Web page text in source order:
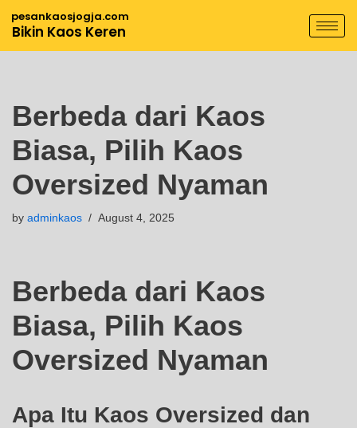
pesankaosjogja.com
Bikin Kaos Keren
Berbeda dari Kaos
Biasa, Pilih Kaos
Oversized Nyaman
by adminkaos August 4, 2025
Berbeda dari Kaos
Biasa, Pilih Kaos
Oversized Nyaman
Apa Itu Kaos Oversized dan